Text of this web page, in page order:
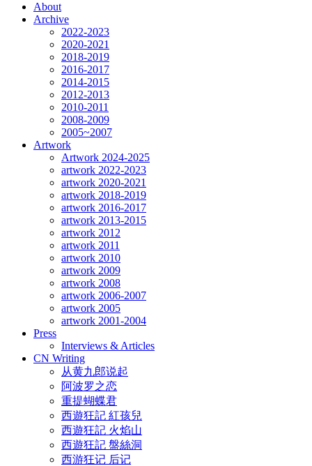
About
Archive
2022-2023
2020-2021
2018-2019
2016-2017
2014-2015
2012-2013
2010-2011
2008-2009
2005~2007
Artwork
Artwork 2024-2025
artwork 2022-2023
artwork 2020-2021
artwork 2018-2019
artwork 2016-2017
artwork 2013-2015
artwork 2012
artwork 2011
artwork 2010
artwork 2009
artwork 2008
artwork 2006-2007
artwork 2005
artwork 2001-2004
Press
Interviews & Articles
CN Writing
从黄九郎说起
阿波罗之恋
重提蝴蝶君
西遊狂記 紅孩兒
西遊狂記 火焰山
西遊狂記 盤絲洞
西游狂记 后记